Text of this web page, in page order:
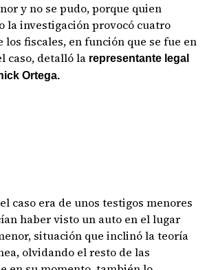
y no se pudo, porque quien
la investigación provocó cuatro
los fiscales, en función que se fue en
caso, detalló la representante legal
Ortega.
caso era de unos testigos menores
haber visto un auto en el lugar
situación que inclinó la teoría
olvidando el resto de las